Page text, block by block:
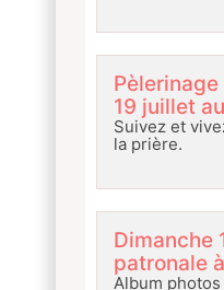
19 juillet
Suivez et
la prière.
Dimanche
patronale
Album